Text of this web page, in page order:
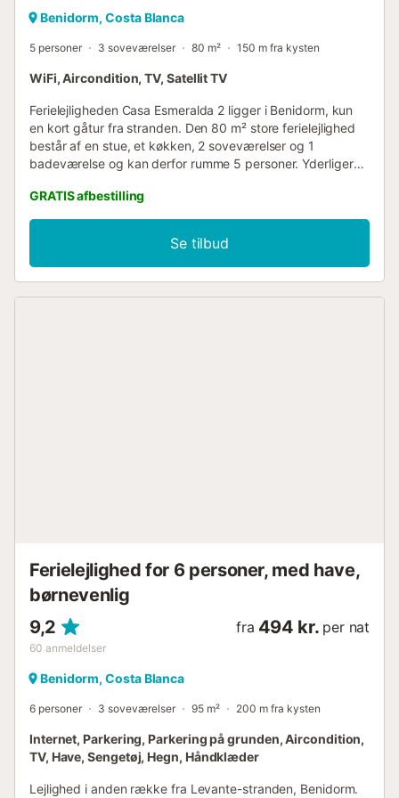
Benidorm, Costa Blanca
5 personer 3 soveværelser 80 m² 150 m fra kysten
WiFi, Aircondition, TV, Satellit TV
Ferielejligheden Casa Esmeralda 2 ligger i Benidorm, kun
en kort gåtur fra stranden. Den 80 m² store ferielejlighed
består af en stue, et køkken, 2 soveværelser og 1
badeværelse og kan derfor rumme 5 personer. Yderligere
fællesområderne og soveværelserne, en vaskemaskine, en
tørretumbler samt et TV. En babyseng er tilgængelig mod
et ekstra gebyr pr. enhed pr. ophold (efter den første
enhed), og en barnestol er tilgængelig mod et ekstra
gebyr pr. enhed pr. ophold. Ferielejligheden tilbyder også
GRATIS afbestilling
Se tilbud
Ferielejlighed for 6 personer, med have,
børnevenlig
9,2
60 anmeldelser
fra 494 kr. per nat
Benidorm, Costa Blanca
6 personer 3 soveværelser 95 m² 200 m fra kysten
Internet, Parkering, Parkering på grunden, Aircondition,
TV, Have, Sengetøj, Hegn, Håndklæder
Lejlighed i anden række fra Levante-stranden, Benidorm.